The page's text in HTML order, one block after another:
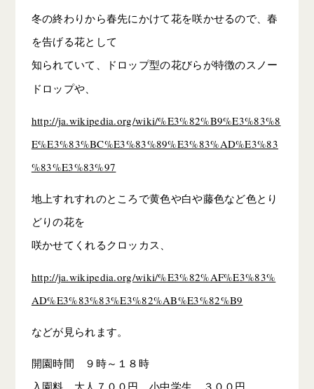
冬の終わりから春先にかけて花を咲かせるので、春
を告げる花として
知られていて、ドロップ型の花びらが特徴のスノー
ドロップや、
http://ja.wikipedia.org/wiki/%E3%82%B9%E3%83%8
E%E3%83%BC%E3%83%89%E3%83%AD%E3%83
%83%E3%83%97
地上すれすれのところで黄色や白や藤色など色とり
どりの花を
咲かせてくれるクロッカス、
http://ja.wikipedia.org/wiki/%E3%82%AF%E3%83%
AD%E3%83%83%E3%82%AB%E3%82%B9
などが見られます。
開園時間 ９時～１８時